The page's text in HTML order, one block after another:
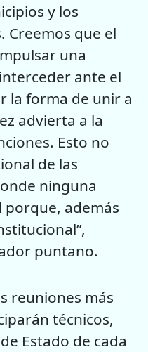
y los
Creemos que el
una
ante el
la forma de unir a
advierta a la
Esto no
de las
ninguna
además
puntano.
reuniones más
técnicos,
Estado de cada